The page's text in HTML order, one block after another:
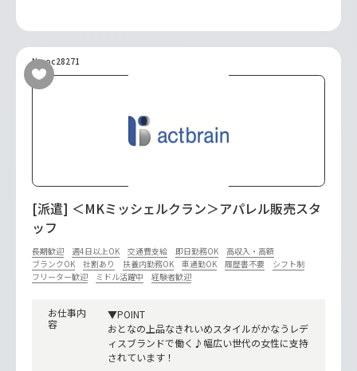
No.oc28271
[派遣] ＜MKミッシェルクラン＞アパレル販売スタ
ッフ
長期歓迎 週4日以上OK 交通費支給 即日勤務OK
高収入・高額
ブランクOK
社割あり 扶養内勤務OK 車通勤OK 履歴書不要
シフト制
フリーター歓迎
ミドル活躍中 経験者歓迎
お仕事内
容
▼POINT
おとなの上品なきれいめスタイルがかなうレデ
ィスブランドで働く♪幅広い世代の女性に支持
されています！